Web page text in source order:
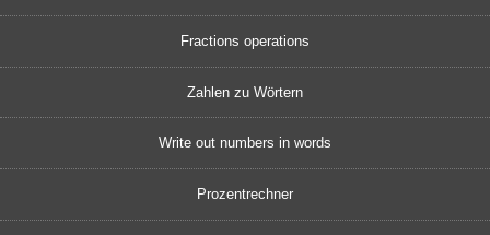
Fractions operations
Zahlen zu Wörtern
Write out numbers in words
Prozentrechner